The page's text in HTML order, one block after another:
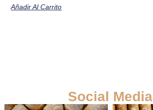
Añadir Al Carrito
Social Media